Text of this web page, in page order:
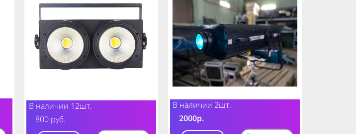
В наличии 12шт.
800 руб.
В наличии 2шт.
2000р.